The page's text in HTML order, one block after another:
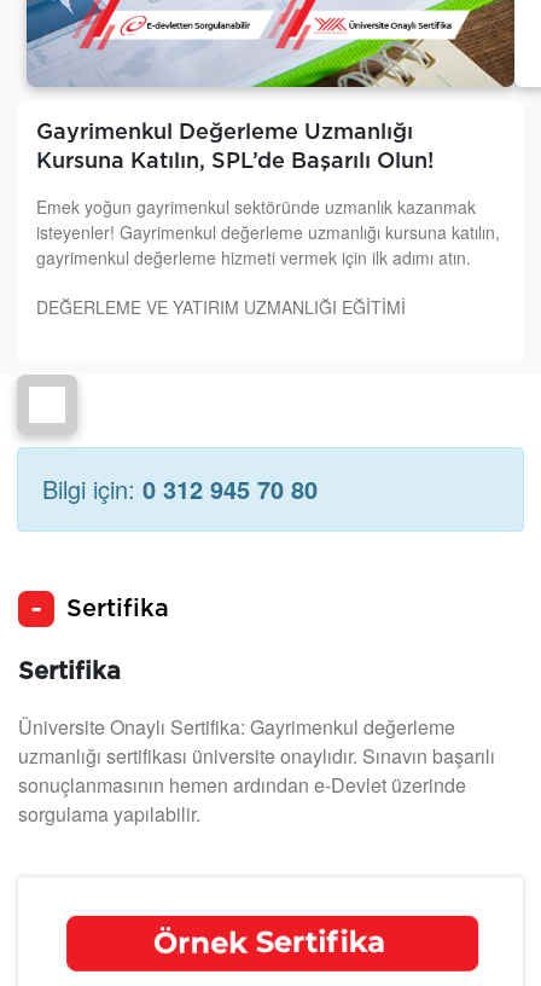
Gayrimenkul Değerleme Uzmanlığı
Kursuna Katılın, SPL’de Başarılı Olun!
Emek yoğun gayrimenkul sektöründe uzmanlık kazanmak
isteyenler! Gayrimenkul değerleme uzmanlığı kursuna katılın,
gayrimenkul değerleme hizmeti vermek için ilk adımı atın.
DEĞERLEME VE YATIRIM UZMANLIĞI EĞİTİMİ
Bilgi için: 0 312 945 70 80
Sertifika
Sertifika
Üniversite Onaylı Sertifika: Gayrimenkul değerleme
uzmanlığı sertifikası üniversite onaylıdır. Sınavın başarılı
sonuçlanmasının hemen ardından e-Devlet üzerinde
sorgulama yapılabilir.